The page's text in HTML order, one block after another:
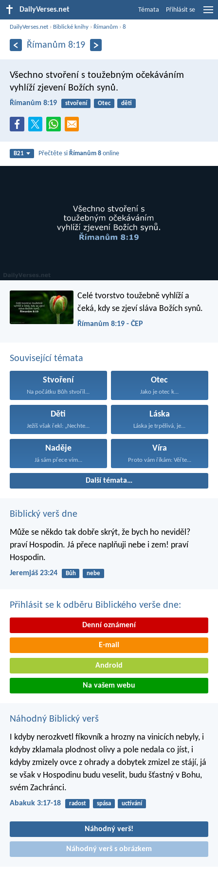
DailyVerses.net Témata Přihlásit se
DailyVerses.net › Biblické knihy › Římanům ›8
Římanům 8:19
Všechno stvoření s toužebným očekáváním
vyhlíží zjevení Božích synů.
Římanům 8:19 stvoření Otec děti
B21 Přečtěte siŘímanům 8 online
Celé tvorstvo toužebně vyhlíží a
čeká, kdy se zjeví sláva Božích synů.
Římanům 8:19 - ČEP
Související témata
Stvoření
Na počátku Bůh stvořil...
Otec
Jako je otec k...
Děti
Ježíš však řekl: „Nechte...
Láska
Láska je trpělivá, je...
Naděje
Já sám přece vím...
Víra
Proto vám říkám: Věřte...
Další témata…
Biblický verš dne
Může se někdo tak dobře skrýt, že bych ho neviděl?
praví Hospodin. Já přece naplňuji nebe i zem! praví
Hospodin.
Jeremjáš 23:24 Bůh nebe
Přihlásit se k odběru Biblického verše dne:
Denní oznámení
E-mail
Android
Na vašem webu
Náhodný Biblický verš
I kdyby nerozkvetl fíkovník a hrozny na vinicích nebyly, i
kdyby zklamala plodnost olivy a pole nedala co jíst, i
kdyby zmizely ovce z ohrady a dobytek zmizel ze stájí, já
se však v Hospodinu budu veselit, budu šťastný v Bohu,
svém Zachránci.
Abakuk 3:17-18 radost spása uctívání
Náhodný verš!
Náhodný verš s obrázkem